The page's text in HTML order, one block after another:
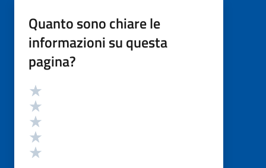
Quanto sono chiare le
informazioni su questa
pagina?
Valutazione